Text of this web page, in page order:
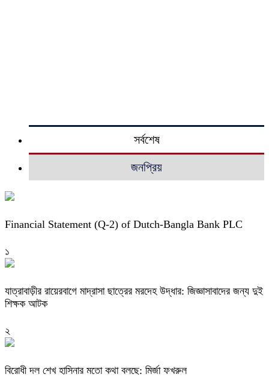
সর্বশেষ
জনপ্রিয়
Financial Statement (Q-2) of Dutch-Bangla Bank PLC
১
যাত্রাবাড়ীর রায়েরবাগে মাদ্রাসা ছাত্রের মরদেহ উদ্ধার: জিজ্ঞাসাবাদের জন্য দুই
শিক্ষক আটক
২
বিরোধী দল শেখ হাসিনার মতো কথা বলছে: মির্জা ফখরুল